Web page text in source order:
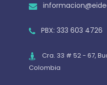
PBX: 333 603 4726
Cra. 33 # 52 - 67,
Colombia